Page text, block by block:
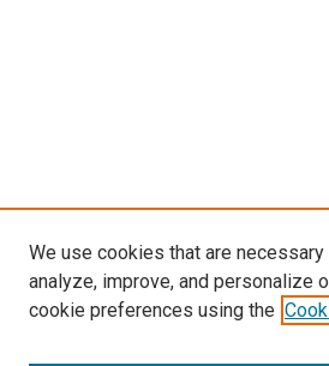
We use cookies that are
analyze, improve, and personalize
cookie preferences using the